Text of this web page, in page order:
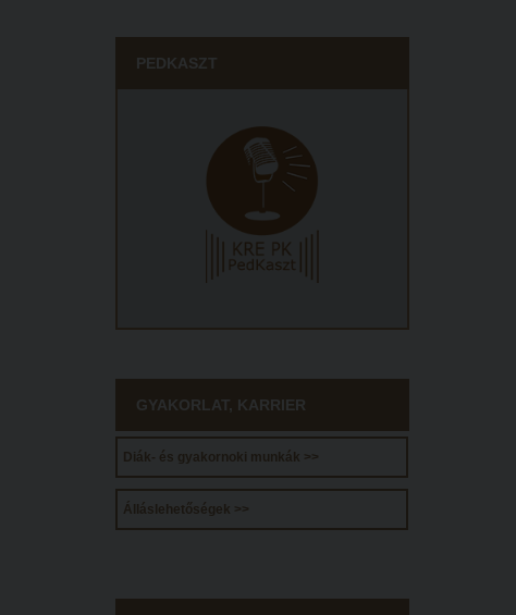
PEDKASZT
GYAKORLAT, KARRIER
Diák- és gyakornoki munkák >>
Álláslehetőségek >>